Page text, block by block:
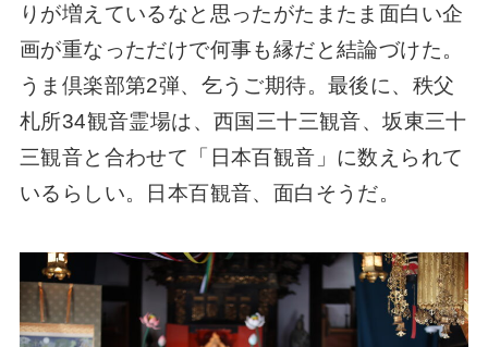
りが増えているなと思ったがたまたま面白い企
画が重なっただけで何事も縁だと結論づけた。
うま倶楽部第2弾、乞うご期待。最後に、秩父
札所34観音霊場は、西国三十三観音、坂東三十
三観音と合わせて「日本百観音」に数えられて
いるらしい。日本百観音、面白そうだ。